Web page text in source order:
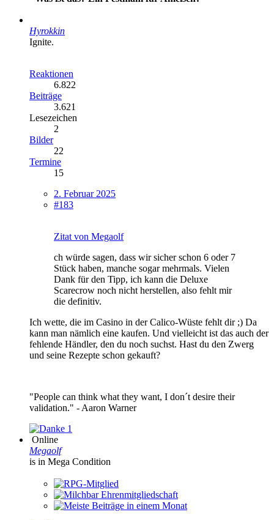
Hyrokkin
Ignite.
Reaktionen
6.822
Beiträge
3.621
Lesezeichen
2
Bilder
22
Termine
15
2. Februar 2025
#183
Zitat von Megaolf
ch würde sagen, dass wir sicher schon 6 oder 7
Stück haben, manche sogar mehrmals. Vielen
Dank für den Tipp, ich kann die Deluxe
Scarecrow noch nicht herstellen, also fehlt mir
die definitiv.
Ich wette, die im Casino in der Calico-Wüste fehlt dir ;) Da
kann man nämlich eine kaufen. Und vielleicht ist das auch der
fehlende Händler, den du noch suchst. Hast du den Zwerg
und seine Rezepte schon gekauft?
"People can think what they want, I don´t desire their
validation." - Aaron Warner
1
Online
Megaolf
is in Mega Condition